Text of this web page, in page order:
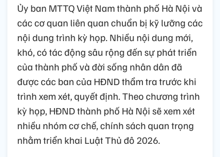
Ủy ban MTTQ Việt Nam thành phố Hà Nội và
các cơ quan liên quan chuẩn bị kỹ lưỡng các
nội dung trình kỳ họp. Nhiều nội dung mới,
khó, có tác động sâu rộng đến sự phát triển
của thành phố và đời sống nhân dân đã
được các ban của HĐND thẩm tra trước khi
trình xem xét, quyết định. Theo chương trình
kỳ họp, HĐND thành phố Hà Nội sẽ xem xét
nhiều nhóm cơ chế, chính sách quan trọng
nhằm triển khai Luật Thủ đô 2026.